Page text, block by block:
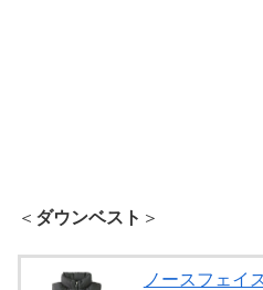
＜ ダウンベスト ＞
ノースフェイ